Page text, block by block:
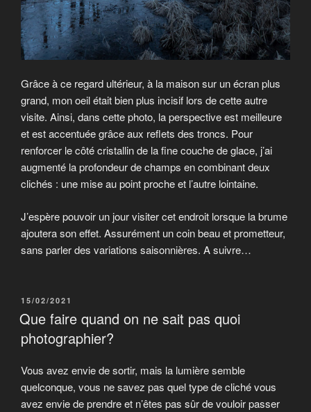
Grâce à ce regard ultérieur, à la maison sur un écran plus
grand, mon oeil était bien plus incisif lors de cette autre
visite. Ainsi, dans cette photo, la perspective est meilleure
et est accentuée grâce aux reflets des troncs. Pour
renforcer le côté cristallin de la fine couche de glace, j’ai
augmenté la profondeur de champs en combinant deux
clichés : une mise au point proche et l’autre lointaine.
J’espère pouvoir un jour visiter cet endroit lorsque la brume
ajoutera son effet. Assurément un coin beau et prometteur,
sans parler des variations saisonnières. A suivre…
PUBLIÉ
LE
15/02/2021
Que faire quand on ne sait pas quoi
photographier?
Vous avez envie de sortir, mais la lumière semble
quelconque, vous ne savez pas quel type de cliché vous
avez envie de prendre et n’êtes pas sûr de vouloir passer